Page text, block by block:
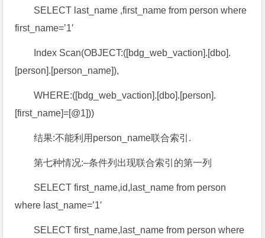
SELECT last_name ,first_name from person where
first_name=’1′
Index Scan(OBJECT:([bdg_web_vaction].[dbo].
[person].[person_name]),
WHERE:([bdg_web_vaction].[dbo].[person].
[first_name]=[@1]))
结果:不能利用person_name联合索引.
第七种情况:–条件列出现联合索引的第一列
SELECT first_name,id,last_name from person
where last_name=’1′
SELECT first_name,last_name from person where